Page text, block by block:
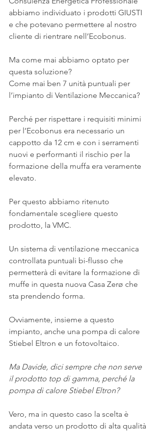
abbiamo individuato i prodotti GIUSTI
e che potevano permettere al nostro
cliente di rientrare nell’Ecobonus.
Ma come mai abbiamo optato per
questa soluzione?
Come mai ben 7 unità puntuali per
l’impianto di Ventilazione Meccanica?
Perché per rispettare i requisiti minimi
per l’Ecobonus era necessario un
cappotto da 12 cm e con i serramenti
nuovi e performanti il rischio per la
formazione della muffa era veramente
elevato.
Per questo abbiamo ritenuto
fondamentale scegliere questo
prodotto, la VMC.
Un sistema di ventilazione meccanica
controllata puntuali bi-flusso che
permetterà di evitare la formazione di
muffe in questa nuova Casa Zerø che
sta prendendo forma.
Ovviamente, insieme a questo
impianto, anche una pompa di calore
Stiebel Eltron e un fotovoltaico.
Ma Davide, dici sempre che non serve
il prodotto top di gamma, perché la
pompa di calore Stiebel Eltron?
Vero, ma in questo caso la scelta è
andata verso un prodotto di alta qualità